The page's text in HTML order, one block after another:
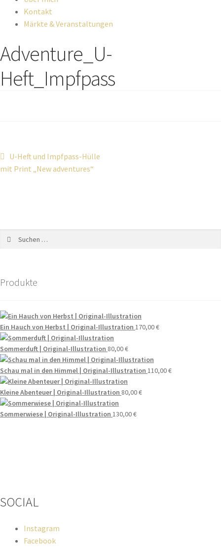
Kontakt
Märkte & Veranstaltungen
Adventure_U-
Heft_Impfpass
Beitragsnavigation
Vorheriger
Beitrag:
U-Heft und Impfpass-Hülle
mit Print „New adventures“
Produkte
Ein Hauch von Herbst | Original-Illustration 170,00€
Sommerduft | Original-Illustration 80,00€
Schau mal in den Himmel | Original-Illustration 110,00€
Kleine Abenteuer | Original-Illustration 80,00€
Sommerwiese | Original-Illustration 130,00€
SOCIAL
Instagram
Facebook